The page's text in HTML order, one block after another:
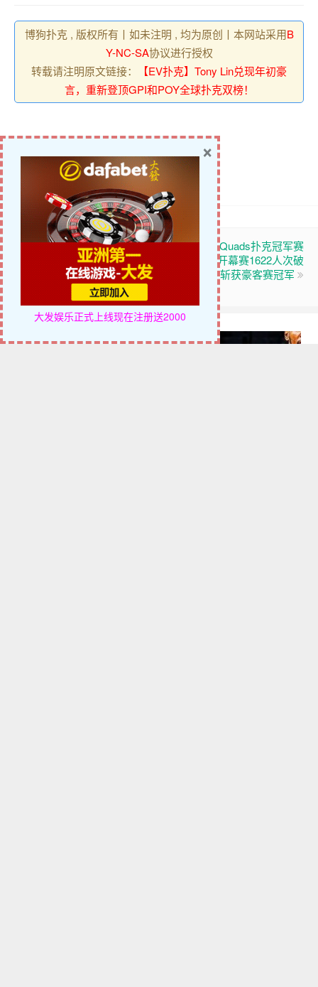
博狗扑克 , 版权所有丨如未注明 , 均为原创丨本网站采用B
Y-NC-SA协议进行授权
转载请注明原文链接：
【EV扑克】Tony Lin兑现年初豪
言，重新登顶GPI和POY全球扑克双榜！
喜欢 (0)
【博狗扑克】三浦奈奈(JUR-
691) 每天都是故意敞开走光的
胸部，狂露出罩杯美乳的「诱
【EV扑克】Quads扑克冠军赛
次日战报：开幕赛1622人次破
保，王辰斩获豪客赛冠军
大发娱乐正式上线现在注册送2000
×